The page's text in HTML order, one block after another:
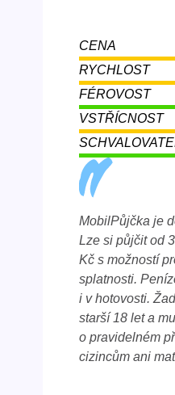
CENA
RYCHLOST
FÉROVOST
VSTŘÍCNOST
MobilPůjčka je
Lze si půjčit od
Kč s možností
splatnosti.
i v hotovosti.
starší 18 let a
o pravidelném
cizincům ani